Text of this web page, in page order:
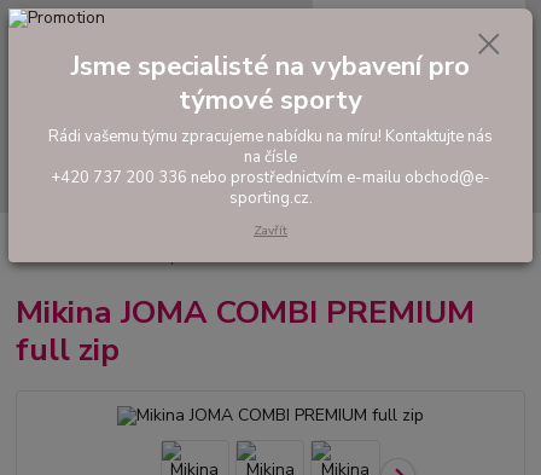
Hledat
tel: +420 737 200 336
0,00 Kč
Tréninkové oblečení
COMBI PREMIUM full zip
Mikina JOMA COMBI PREMIUM
full zip
Jsme specialisté na vybavení pro
týmové sporty
Rádi vašemu týmu zpracujeme nabídku na míru! Kontaktujte nás
na čísle
+420 737 200 336 nebo prostřednictvím e-mailu obchod@e-
sporting.cz.
Zavřít